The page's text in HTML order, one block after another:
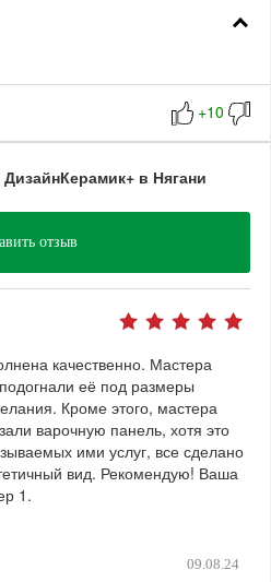
в Нягани
отзыв
качественно. Мастера
её под размеры
Кроме этого, мастера
варочную панель, хотя это
ими услуг, все сделано
вид. Рекомендую! Ваша
1.
09.08.24